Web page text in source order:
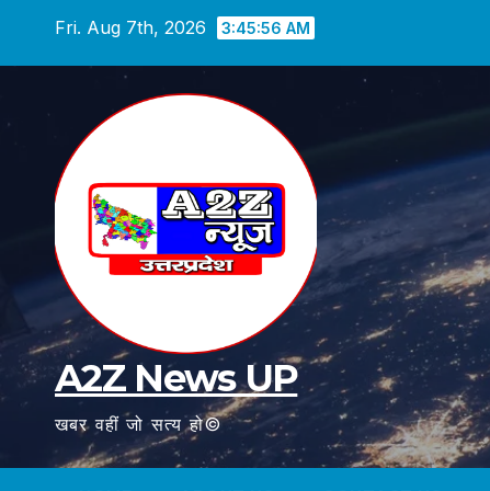
Fri. Aug 7th, 2026 3:45:57 AM
A2Z News UP
खबर वहीं जो सत्य हो©